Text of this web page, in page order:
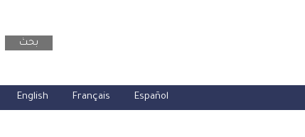
بحث
English Français Español